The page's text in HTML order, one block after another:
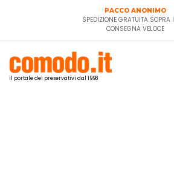
PACCO ANONIMO
SPEDIZIONE GRATUITA SOPRA I
CONSEGNA VELOCE
il portale dei preservativi dal 1998